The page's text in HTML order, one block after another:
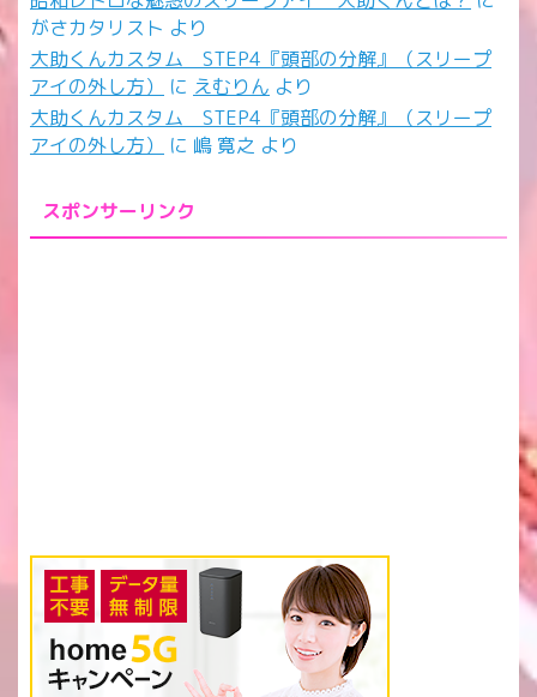
がさカタリスト より
大助くんカスタム STEP4『頭部の分解』（スリープ
アイの外し方）
に えむりん より
大助くんカスタム STEP4『頭部の分解』（スリープ
アイの外し方）
に 嶋 寛之 より
スポンサーリンク